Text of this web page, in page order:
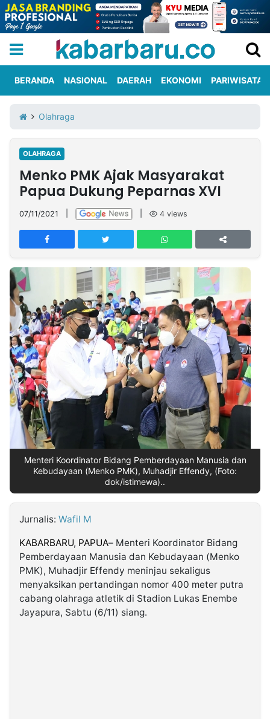
Iklan
Berita
Kami
Nasional
International
Olahraga
Entertainment
Daerah
Pariwisata
Kuliner
Kolom
Network
PT
TREETAN
MULTIMEDIA
INDONESIA
Partner
Insight
NTB
Suara
Time
Lens
IDN
Daily
Jogja
Jalan
Rakyat
Idealita
News
Kita
Notice
Dinamikapost.com
Radar
Baru
Seedbacklink
Follow
Kabarbaru
BERANDA NASIONAL DAERAH EKONOMI PARIWISATA
Olahraga
OLAHRAGA
Menko PMK Ajak Masyarakat
Papua Dukung Peparnas XVI
07/11/2021 4 views
Menteri Koordinator Bidang Pemberdayaan Manusia dan
Kebudayaan (Menko PMK), Muhadjir Effendy, (Foto:
dok/istimewa)..
Jurnalis: Wafil M
KABARBARU, PAPUA– Menteri Koordinator Bidang
Pemberdayaan Manusia dan Kebudayaan (Menko
PMK), Muhadjir Effendy meninjau sekaligus
menyaksikan pertandingan nomor 400 meter putra
cabang olahraga atletik di Stadion Lukas Enembe
Jayapura, Sabtu (6/11) siang.